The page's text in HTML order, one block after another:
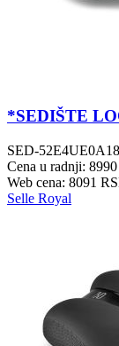
*SEDIŠTE
SED-
Cena u radnji:
Web cena: 8091
Selle Royal